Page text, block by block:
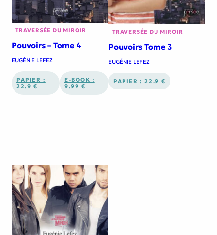
TRAVERSÉE DU MIROIR
Pouvoirs – Tome 4
EUGÉNIE LEFEZ
PAPIER :
22.9 €
E-BOOK :
9.99 €
TRAVERSÉE DU MIROIR
Pouvoirs Tome 3
EUGÉNIE LEFEZ
PAPIER : 22.9 €